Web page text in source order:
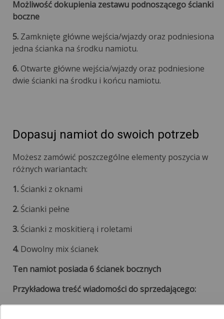
Możliwość dokupienia zestawu podnoszącego ścianki
boczne
5. Zamknięte główne wejścia/wjazdy oraz podniesiona
jedna ścianka na środku namiotu.
6.Otwarte główne wejścia/wjazdy oraz podniesione
dwie ścianki na środku i końcu namiotu.
Dopasuj namiot do swoich potrzeb
Możesz zamówić poszczególne elementy poszycia w
różnych wariantach:
1. Ścianki z oknami
2. Ścianki pełne
3. Ścianki z moskitierą i roletami
4. Dowolny mix ścianek
Ten namiot posiada 6 ścianek bocznych
Przykładowa treść wiadomości do sprzedającego:
,,Proszę o przesłanie namiotu bez okien"